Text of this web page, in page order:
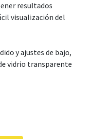
resultados
visualización del
y ajustes de bajo,
vidrio transparente